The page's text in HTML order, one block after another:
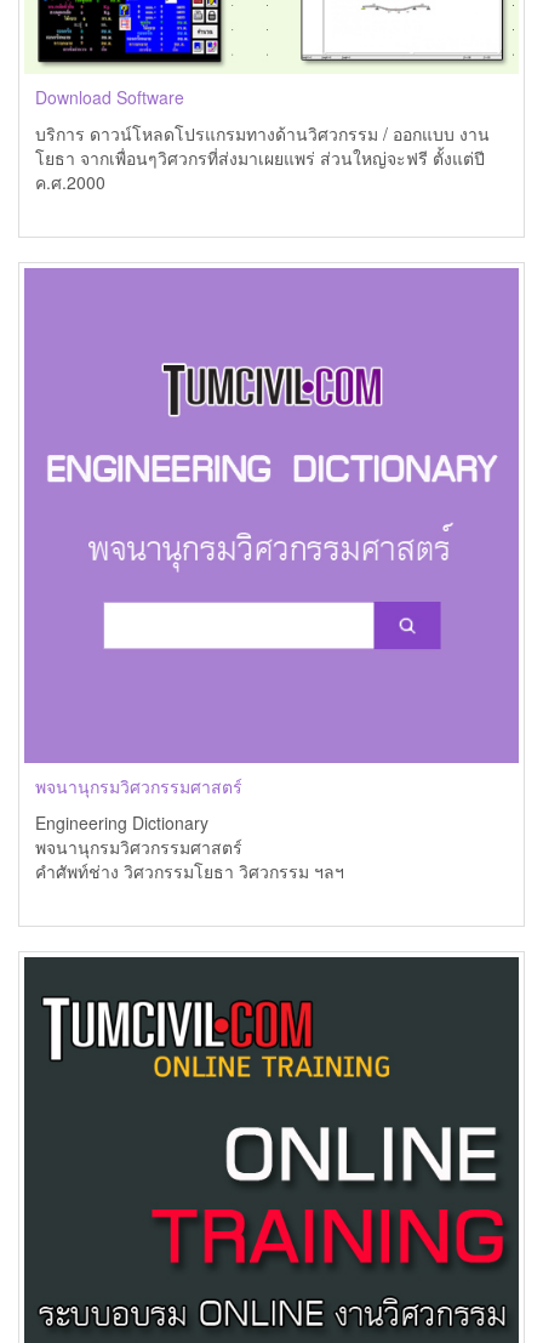
Download Software
บริการ ดาวน์โหลดโปรแกรมทางด้านวิศวกรรม / ออกแบบ งาน
โยธา จากเพื่อนๆวิศวกรที่ส่งมาเผยแพร่ ส่วนใหญ่จะฟรี ตั้งแต่ปี
ค.ศ.2000
พจนานุกรมวิศวกรรมศาสตร์
Engineering Dictionary
พจนานุกรมวิศวกรรมศาสตร์
คำศัพท์ช่าง วิศวกรรมโยธา วิศวกรรม ฯลฯ